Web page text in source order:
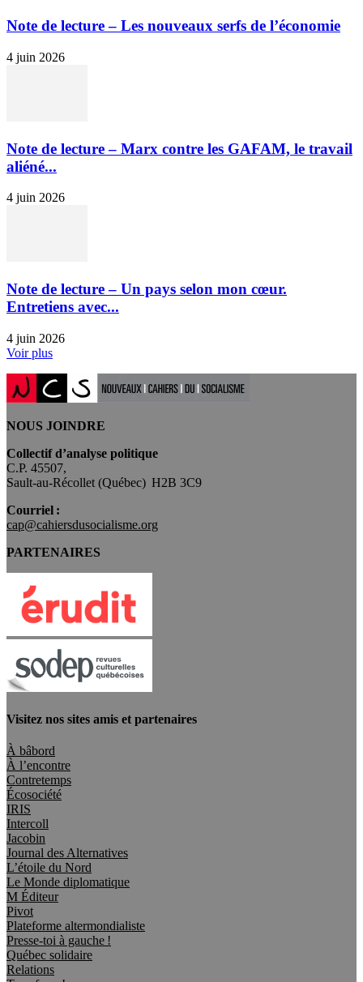
Note de lecture – Les nouveaux serfs de l’économie
4 juin 2026
Note de lecture – Marx contre les GAFAM, le travail
aliéné...
4 juin 2026
Note de lecture – Un pays selon mon cœur.
Entretiens avec...
4 juin 2026
Voir plus
NOUS JOINDRE
Collectif d’analyse politique
C.P. 45507,
Sault-au-Récollet (Québec) H2B 3C9
Courriel :
cap@cahiersdusocialisme.org
PARTENAIRES
Visitez nos sites amis et partenaires
À bâbord
À l’encontre
Contretemps
Écosociété
IRIS
Intercoll
Jacobin
Journal des Alternatives
L’étoile du Nord
Le Monde diplomatique
M Éditeur
Pivot
Plateforme altermondialiste
Presse-toi à gauche !
Québec solidaire
Relations